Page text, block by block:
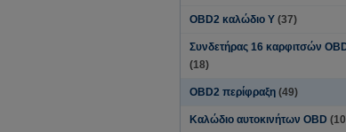
OBD2 καλώδιο Υ (37)
Συνδετήρας 16 καρφιτσών
(18)
OBD2 περίφραξη (49)
Καλώδιο αυτοκινήτων OBD